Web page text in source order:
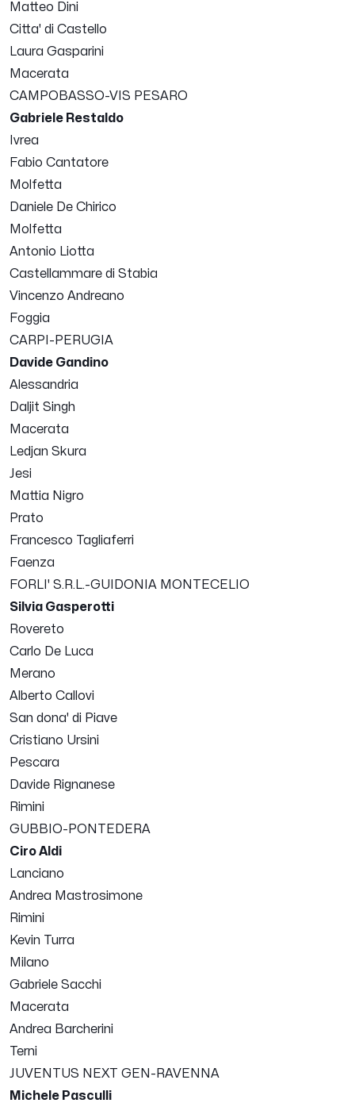
Matteo Dini
Citta' di Castello
Laura Gasparini
Macerata
CAMPOBASSO-VIS PESARO
Gabriele Restaldo
Ivrea
Fabio Cantatore
Molfetta
Daniele De Chirico
Molfetta
Antonio Liotta
Castellammare di Stabia
Vincenzo Andreano
Foggia
CARPI-PERUGIA
Davide Gandino
Alessandria
Daljit Singh
Macerata
Ledjan Skura
Jesi
Mattia Nigro
Prato
Francesco Tagliaferri
Faenza
FORLI' S.R.L.-GUIDONIA MONTECELIO
Silvia Gasperotti
Rovereto
Carlo De Luca
Merano
Alberto Callovi
San dona' di Piave
Cristiano Ursini
Pescara
Davide Rignanese
Rimini
GUBBIO-PONTEDERA
Ciro Aldi
Lanciano
Andrea Mastrosimone
Rimini
Kevin Turra
Milano
Gabriele Sacchi
Macerata
Andrea Barcherini
Terni
JUVENTUS NEXT GEN-RAVENNA
Michele Pasculli